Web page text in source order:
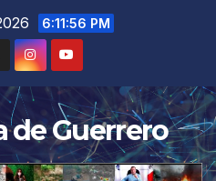
6:11:57 PM
de Guerrero